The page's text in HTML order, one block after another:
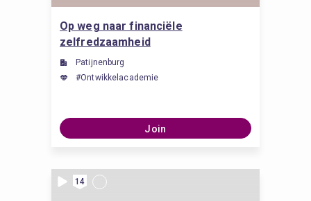
Op weg naar financiële
zelfredzaamheid
Patijnenburg
#Ontwikkelacademie
Join
14